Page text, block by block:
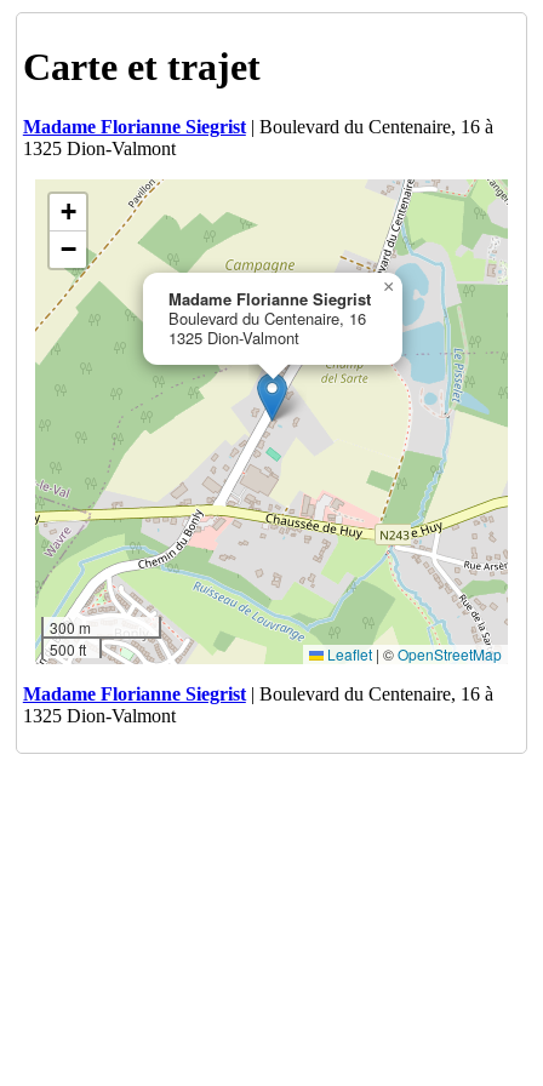
Carte et trajet
Madame Florianne Siegrist| Boulevard du Centenaire, 16 à
1325 Dion-Valmont
Madame Florianne Siegrist
Boulevard du Centenaire, 16
1325 Dion-Valmont
×
+
−
300 m
500 ft
Leaflet | ©OpenStreetMap
Madame Florianne Siegrist| Boulevard du Centenaire, 16 à
1325 Dion-Valmont